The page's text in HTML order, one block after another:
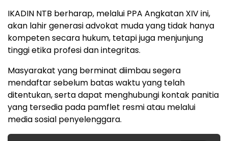
IKADIN NTB berharap, melalui PPA Angkatan XIV ini,
akan lahir generasi advokat muda yang tidak hanya
kompeten secara hukum, tetapi juga menjunjung
tinggi etika profesi dan integritas.
Masyarakat yang berminat diimbau segera
mendaftar sebelum batas waktu yang telah
ditentukan, serta dapat menghubungi kontak panitia
yang tersedia pada pamflet resmi atau melalui
media sosial penyelenggara.